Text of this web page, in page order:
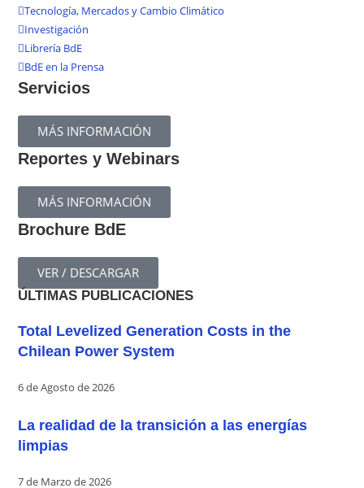
Tecnología, Mercados y Cambio Climático
Investigación
Librería BdE
BdE en la Prensa
Servicios
MÁS INFORMACIÓN
Reportes y Webinars
MÁS INFORMACIÓN
Brochure BdE
VER / DESCARGAR
ÚLTIMAS PUBLICACIONES
Total Levelized Generation Costs in the
Chilean Power System
6 de Agosto de 2026
La realidad de la transición a las energías
limpias
7 de Marzo de 2026